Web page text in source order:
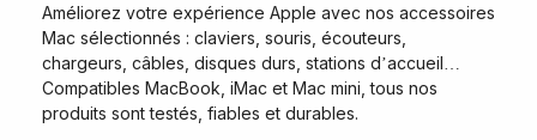
Améliorez votre expérience Apple avec nos accessoires
Mac sélectionnés : claviers, souris, écouteurs,
chargeurs, câbles, disques durs, stations d’accueil…
Compatibles MacBook, iMac et Mac mini, tous nos
produits sont testés, fiables et durables.